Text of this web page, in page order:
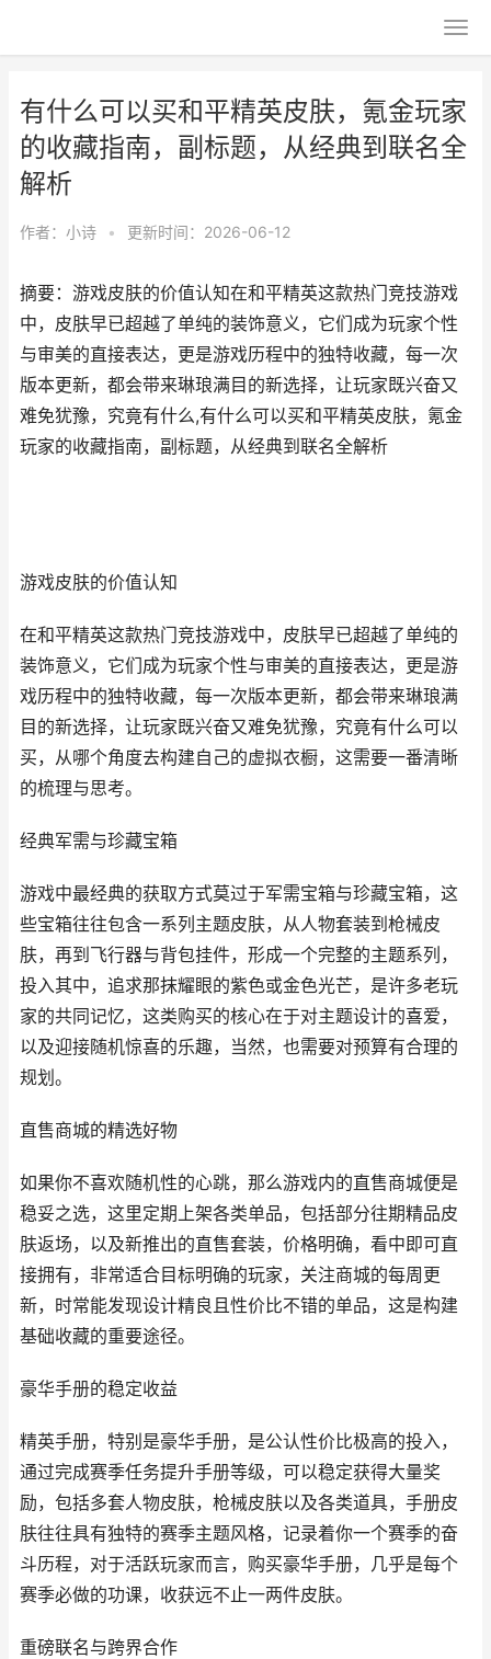
有什么可以买和平精英皮肤，氪金玩家
的收藏指南，副标题，从经典到联名全
解析
作者： 小诗 • 更新时间：2026-06-12
摘要：游戏皮肤的价值认知在和平精英这款热门竞技游戏
中，皮肤早已超越了单纯的装饰意义，它们成为玩家个性
与审美的直接表达，更是游戏历程中的独特收藏，每一次
版本更新，都会带来琳琅满目的新选择，让玩家既兴奋又
难免犹豫，究竟有什么,有什么可以买和平精英皮肤，氪金
玩家的收藏指南，副标题，从经典到联名全解析
游戏皮肤的价值认知
在和平精英这款热门竞技游戏中，皮肤早已超越了单纯的
装饰意义，它们成为玩家个性与审美的直接表达，更是游
戏历程中的独特收藏，每一次版本更新，都会带来琳琅满
目的新选择，让玩家既兴奋又难免犹豫，究竟有什么可以
买，从哪个角度去构建自己的虚拟衣橱，这需要一番清晰
的梳理与思考。
经典军需与珍藏宝箱
游戏中最经典的获取方式莫过于军需宝箱与珍藏宝箱，这
些宝箱往往包含一系列主题皮肤，从人物套装到枪械皮
肤，再到飞行器与背包挂件，形成一个完整的主题系列，
投入其中，追求那抹耀眼的紫色或金色光芒，是许多老玩
家的共同记忆，这类购买的核心在于对主题设计的喜爱，
以及迎接随机惊喜的乐趣，当然，也需要对预算有合理的
规划。
直售商城的精选好物
如果你不喜欢随机性的心跳，那么游戏内的直售商城便是
稳妥之选，这里定期上架各类单品，包括部分往期精品皮
肤返场，以及新推出的直售套装，价格明确，看中即可直
接拥有，非常适合目标明确的玩家，关注商城的每周更
新，时常能发现设计精良且性价比不错的单品，这是构建
基础收藏的重要途径。
豪华手册的稳定收益
精英手册，特别是豪华手册，是公认性价比极高的投入，
通过完成赛季任务提升手册等级，可以稳定获得大量奖
励，包括多套人物皮肤，枪械皮肤以及各类道具，手册皮
肤往往具有独特的赛季主题风格，记录着你一个赛季的奋
斗历程，对于活跃玩家而言，购买豪华手册，几乎是每个
赛季必做的功课，收获远不止一两件皮肤。
重磅联名与跨界合作